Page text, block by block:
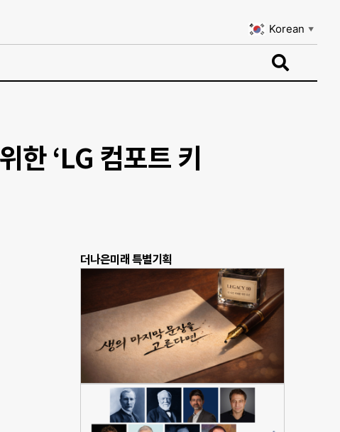
Korean ▼
‘LG 컴포트 키
더나은미래 특별기획